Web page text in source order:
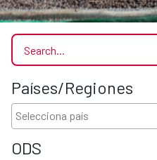
Países/Regiones
ODS